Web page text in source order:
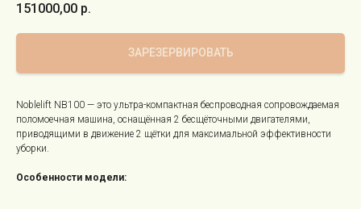
151000,00 р.
ЗАРЕЗЕРВИРОВАТЬ
Noblelift NB100 — это ультра-компактная беспроводная сопровождаемая
поломоечная машина, оснащённая 2 бесщёточными двигателями,
приводящими в движение 2 щётки для максимальной эффективности
уборки.
Особенности модели: